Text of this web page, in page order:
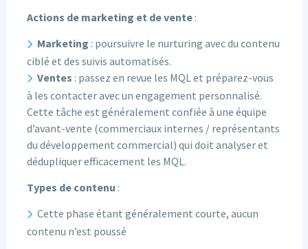
Actions de marketing et de vente:
Marketing : poursuivre le nurturing avec du contenu
ciblé et des suivis automatisés.
Ventes : passez en revue les MQL et préparez-vous
à les contacter avec un engagement personnalisé.
Cette tâche est généralement confiée à une équipe
d’avant-vente (commerciaux internes / représentants
du développement commercial) qui doit analyser et
dédupliquer efficacement les MQL.
Types de contenu :
Cette phase étant généralement courte, aucun
contenu n’est poussé